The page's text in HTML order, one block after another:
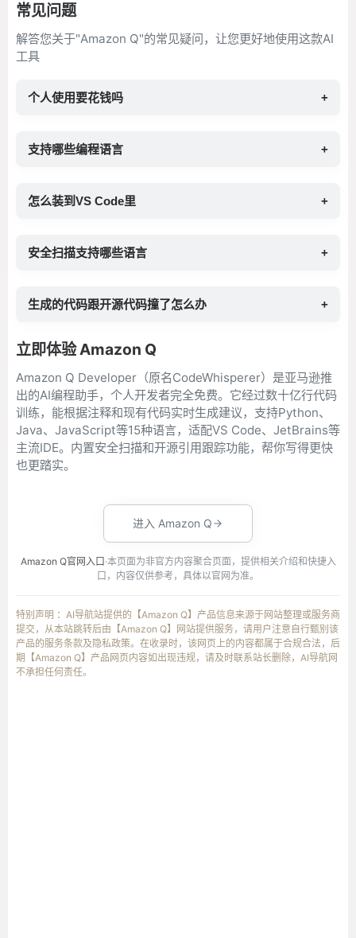
常见问题
解答您关于"Amazon Q"的常见疑问，让您更好地使用这款AI
工具
个人使用要花钱吗 +
支持哪些编程语言 +
怎么装到VS Code里 +
安全扫描支持哪些语言 +
生成的代码跟开源代码撞了怎么办 +
立即体验 Amazon Q
Amazon Q Developer（原名CodeWhisperer）是亚马逊推
出的AI编程助手，个人开发者完全免费。它经过数十亿行代码
训练，能根据注释和现有代码实时生成建议，支持Python、
Java、JavaScript等15种语言，适配VS Code、JetBrains等
主流IDE。内置安全扫描和开源引用跟踪功能，帮你写得更快
也更踏实。
进入 Amazon Q
Amazon Q官网入口 ·本页面为非官方内容聚合页面，提供相关介绍和快捷入
口，内容仅供参考，具体以官网为准。
特别声明 ：AI导航站提供的【Amazon Q】产品信息来源于网站整理或服务商
提交，从本站跳转后由【Amazon Q】网站提供服务，请用户注意自行甄别该
产品的服务条款及隐私政策。在收录时，该网页上的内容都属于合规合法，后
期【Amazon Q】产品网页内容如出现违规，请及时联系站长删除，AI导航网
不承担任何责任。